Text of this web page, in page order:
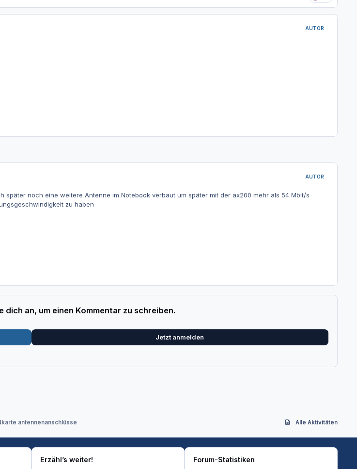
AUTOR
AUTOR
später noch eine weitere Antenne im Notebook verbaut um später mit der ax200 mehr als 54 Mbit/s
zu haben
dich an, um einen Kommentar zu schreiben.
Jetzt anmelden
antennenanschlüsse Alle Aktivitäten
Erzähl’s weiter! Forum-Statistiken